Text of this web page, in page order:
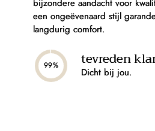
bijzondere aandacht voor
een ongeëvenaard stijl
langdurig comfort.
99% tevreden
Dicht bij jou.